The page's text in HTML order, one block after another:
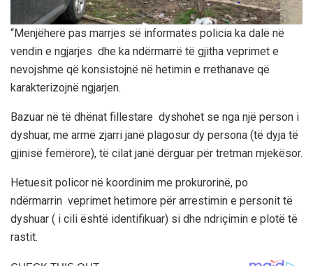
“Menjëherë pas marrjes së informatës policia ka dalë në
vendin e ngjarjes dhe ka ndërmarrë të gjitha veprimet e
nevojshme që konsistojnë në hetimin e rrethanave që
karakterizojnë ngjarjen.
Bazuar në të dhënat fillestare dyshohet se nga një person i
dyshuar, me armë zjarri janë plagosur dy persona (të dyja të
gjinisë femërore), të cilat janë dërguar për tretman mjekësor.
Hetuesit policor në koordinim me prokurorinë, po
ndërmarrin veprimet hetimore për arrestimin e personit të
dyshuar ( i cili është identifikuar) si dhe ndriçimin e plotë të
rastit.